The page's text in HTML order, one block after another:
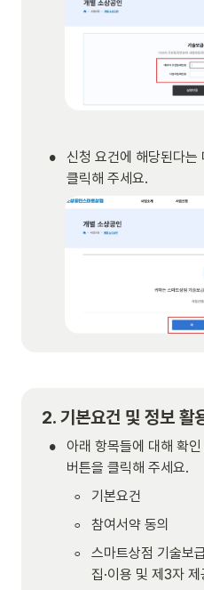
• 신청 요건에 해당된다는
클릭해 주세요.
2. 기본요건 및 정보 활
• 아래 항목들에 대해 확
버튼을 클릭해 주세요.
◦ 기본요건
◦ 참여서약 동의
◦
스마트상점 기술보
집·이용 및 제3자 제